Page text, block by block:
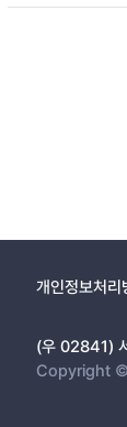
개인정보처리
(우 02841)
Copyright ©